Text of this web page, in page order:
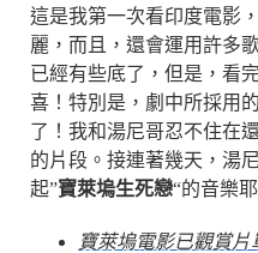
這是我第一次看印度電影
麗，而且，還會運用許多
已經有些底了，但是，看
喜！特別是，劇中所採用
了！我和湯尼哥忍不住在
的片段。接連著幾天，湯
起”寶萊塢生死戀“的音樂
寶萊塢電影已觀賞片